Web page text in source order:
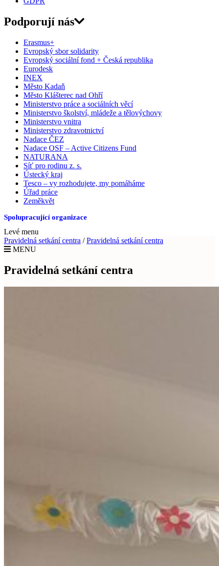
Podporují nás
Erasmus+
Evropský sbor solidarity
Evropský sociální fond + Česká republika
Eurodesk
INEX
Město Kadaň
Město Klášterec nad Ohří
Ministerstvo práce a sociálních věcí
Ministerstvo školství, mládeže a tělovýchovy
Ministerstvo vnitra
Ministerstvo zdravotnictví
Nadace ČEZ
Nadace OSF – Active Citizens Fund
NATURANA
Síť pro rodinu z. s.
Ústecký kraj
Tesco – vy rozhodujete, my pomáháme
Úřad práce
Zeměkvět
Spolupracující organizace
Levé menu
Pravidelná setkání centra /Pravidelná setkání centra
MENU
Pravidelná setkání centra